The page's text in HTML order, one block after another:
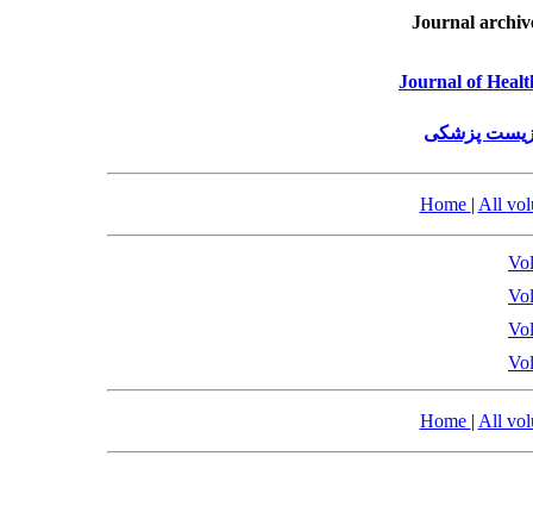
Journal
Journal of
زیست پزشکی
Home | All
Home | All